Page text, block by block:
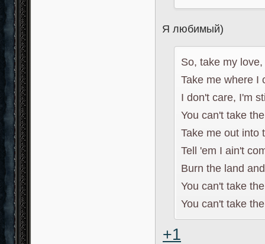
Я любимый)
So, take my
Take me where I
I don't care, I'm
You can't take
Take me out into
Tell 'em I ain't
Burn the land
You can't take
You can't take
+1